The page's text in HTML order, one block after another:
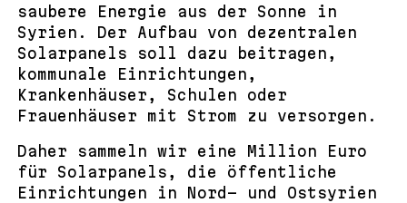
saubere Energie aus der Sonne in
Syrien. Der Aufbau von dezentralen
Solarpanels soll dazu beitragen,
kommunale Einrichtungen,
Krankenhäuser, Schulen oder
Frauenhäuser mit Strom zu versorgen.
Daher sammeln wir eine Million Euro
für Solarpanels, die öffentliche
Einrichtungen in Nord- und Ostsyrien